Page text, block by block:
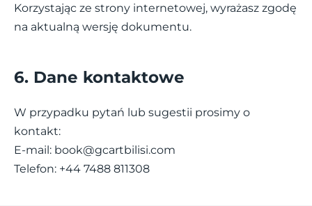
Korzystając ze strony internetowej, wyrażasz zgodę
na aktualną wersję dokumentu.
6. Dane kontaktowe
W przypadku pytań lub sugestii prosimy o
kontakt:
E-mail: book@gcartbilisi.com
Telefon: +44 7488 811308